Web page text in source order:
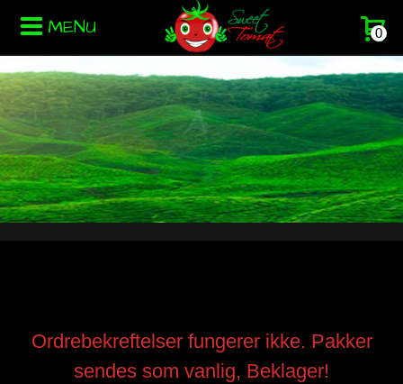
MENU 0
Ordrebekreftelser fungerer ikke. Pakker
sendes som vanlig, Beklager!